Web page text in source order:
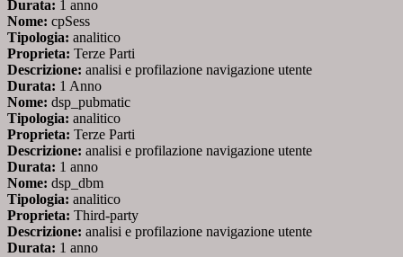
Durata: 1 anno
Nome: cpSess
Tipologia: analitico
Proprieta: Terze Parti
Descrizione: analisi e profilazione navigazione utente
Durata: 1 Anno
Nome: dsp_pubmatic
Tipologia: analitico
Proprieta: Terze Parti
Descrizione: analisi e profilazione navigazione utente
Durata: 1 anno
Nome: dsp_dbm
Tipologia: analitico
Proprieta: Third-party
Descrizione: analisi e profilazione navigazione utente
Durata: 1 anno